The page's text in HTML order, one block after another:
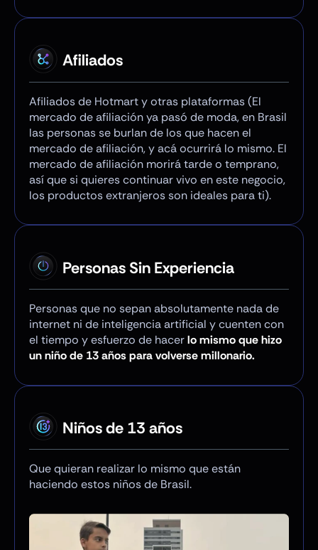
Niños de 13 años
Que quieran realizar lo mismo que están
haciendo estos niños de Brasil.
Afiliados
Afiliados de Hotmart y otras plataformas (El
mercado de afiliación ya pasó de moda, en Brasil
las personas se burlan de los que hacen el
mercado de afiliación, y acá ocurrirá lo mismo. El
mercado de afiliación morirá tarde o temprano,
así que si quieres continuar vivo en este negocio,
los productos extranjeros son ideales para ti).
Personas Sin Experiencia
Personas que no sepan absolutamente nada de
internet ni de inteligencia artificial y cuenten con
el tiempo y esfuerzo de hacerlo mismo que hizo
un niño de 13 años para volverse millonario.